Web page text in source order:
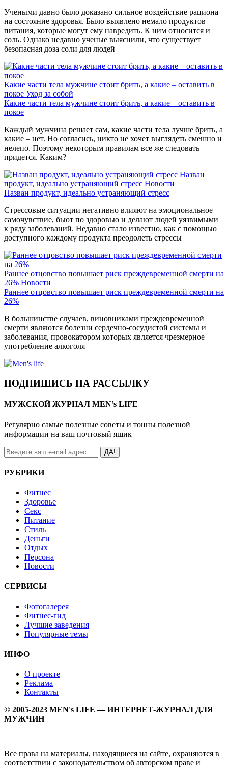
Учеными давно было доказано сильное воздействие рациона
на состояние здоровья. Было выявлено немало продуктов
питания, которые могут ему навредить. К ним относится и
соль. Однако недавно ученые выяснили, что существует
безопасная доза соли для людей
Какие части тела мужчине стоит брить, а какие – оставить в
покое Уход за собой
Какие части тела мужчине стоит брить, а какие – оставить в
покое
Каждый мужчина решает сам, какие части тела лучше брить, а
какие – нет. Но согласись, никто не хочет выглядеть смешно и
нелепо. Поэтому некоторым правилам все же следовать
придется. Каким?
Назван
продукт, идеально устраняющий стресс Новости
Назван продукт, идеально устраняющий стресс
Стрессовые ситуации негативно влияют на эмоциональное
самочувствие, бьют по здоровью и делают людей уязвимыми
к ряду заболеваний. Недавно стало известно, как с помощью
доступного каждому продукта преодолеть стрессы
Раннее отцовство повышает риск преждевременной смерти на
26% Новости
Раннее отцовство повышает риск преждевременной смерти на
26%
В большинстве случаев, виновниками преждевременной
смерти являются болезни сердечно-сосудистой системы и
заболевания, провокатором которых является чрезмерное
употребление алкоголя
ПОДПИШИСЬ НА РАССЫЛКУ
МУЖСКОЙ ЖУРНАЛ MEN’s LIFE
Регулярно самые полезные советы и тонны полезной
информации на ваш почтовый ящик
ДА!
РУБРИКИ
Фитнес
Здоровье
Секс
Питание
Стиль
Деньги
Отдых
Персона
Новости
СЕРВИСЫ
Фотогалерея
Фитнес-гид
Лучшие заведения
Популярные темы
ИНФО
О проекте
Реклама
Контакты
© 2005-2023 MEN's LIFE — ИНТЕРНЕТ-ЖУРНАЛ ДЛЯ
МУЖЧИН
Все права на материалы, находящиеся на сайте, охраняются в
соответствии с законодательством об авторском праве и